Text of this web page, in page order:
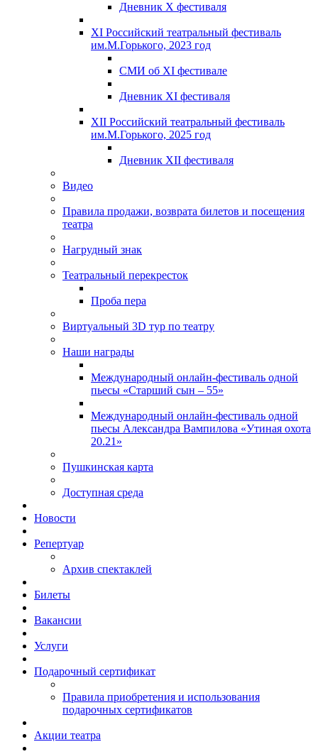
Дневник X фестиваля
XI Российский театральный фестиваль
им.М.Горького, 2023 год
СМИ об XI фестивале
Дневник XI фестиваля
XII Российский театральный фестиваль
им.М.Горького, 2025 год
Дневник XII фестиваля
Видео
Правила продажи, возврата билетов и посещения
театра
Нагрудный знак
Театральный перекресток
Проба пера
Виртуальный 3D тур по театру
Наши награды
Международный онлайн-фестиваль одной
пьесы «Старший сын – 55»
Международный онлайн-фестиваль одной
пьесы Александра Вампилова «Утиная охота
20.21»
Пушкинская карта
Доступная среда
Новости
Репертуар
Архив спектаклей
Билеты
Вакансии
Услуги
Подарочный сертификат
Правила приобретения и использования
подарочных сертификатов
Акции театра